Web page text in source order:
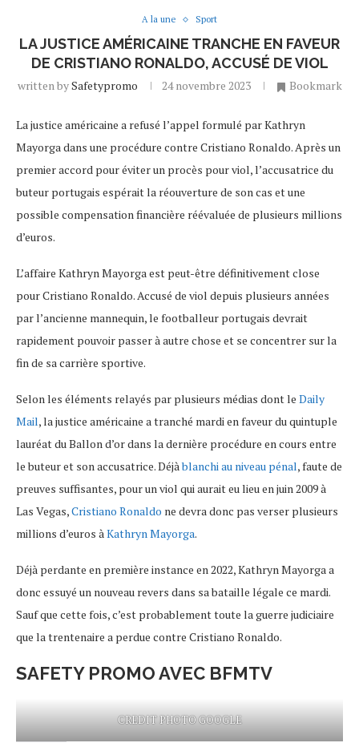
A la une Sport
LA JUSTICE AMÉRICAINE TRANCHE EN FAVEUR
DE CRISTIANO RONALDO, ACCUSÉ DE VIOL
written bySafetypromo 24 novembre 2023 Bookmark
La justice américaine a refusé l’appel formulé par Kathryn
Mayorga dans une procédure contre Cristiano Ronaldo. Après un
premier accord pour éviter un procès pour viol, l’accusatrice du
buteur portugais espérait la réouverture de son cas et une
possible compensation financière réévaluée de plusieurs millions
d’euros.
L’affaire Kathryn Mayorga est peut-être définitivement close
pour Cristiano Ronaldo. Accusé de viol depuis plusieurs années
par l’ancienne mannequin, le footballeur portugais devrait
rapidement pouvoir passer à autre chose et se concentrer sur la
fin de sa carrière sportive.
Selon les éléments relayés par plusieurs médias dont le Daily
Mail, la justice américaine a tranché mardi en faveur du quintuple
lauréat du Ballon d’or dans la dernière procédure en cours entre
le buteur et son accusatrice. Déjàblanchi au niveau pénal, faute de
preuves suffisantes, pour un viol qui aurait eu lieu en juin 2009 à
Las Vegas,Cristiano Ronaldo ne devra donc pas verser plusieurs
millions d’euros àKathryn Mayorga.
Déjà perdante en première instance en 2022, Kathryn Mayorga a
donc essuyé un nouveau revers dans sa bataille légale ce mardi.
Sauf que cette fois, c’est probablement toute la guerre judiciaire
que la trentenaire a perdue contre Cristiano Ronaldo.
SAFETY PROMO AVEC BFMTV
CREDIT PHOTO GOOGLE